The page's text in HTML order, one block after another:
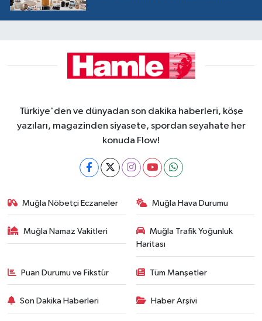
Türkiye'den ve dünyadan son dakika haberleri, köşe
yazıları, magazinden siyasete, spordan seyahate her
konuda Flow!
Muğla Nöbetçi Eczaneler Muğla Hava Durumu
Muğla Namaz Vakitleri
Muğla Trafik Yoğunluk
Haritası
Puan Durumu ve Fikstür Tüm Manşetler
Son Dakika Haberleri Haber Arşivi